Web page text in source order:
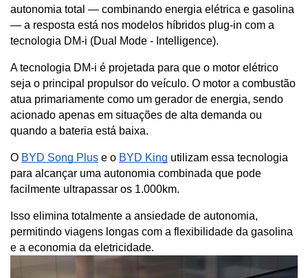
autonomia total — combinando energia elétrica e gasolina
— a resposta está nos modelos híbridos plug-in com a
tecnologia DM-i (Dual Mode - Intelligence).
A tecnologia DM-i é projetada para que o motor elétrico
seja o principal propulsor do veículo. O motor a combustão
atua primariamente como um gerador de energia, sendo
acionado apenas em situações de alta demanda ou
quando a bateria está baixa.
O BYD Song Plus e o BYD King utilizam essa tecnologia
para alcançar uma autonomia combinada que pode
facilmente ultrapassar os 1.000km.
Isso elimina totalmente a ansiedade de autonomia,
permitindo viagens longas com a flexibilidade da gasolina